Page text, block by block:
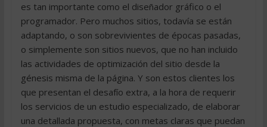
es tan importante como el diseñador gráfico o el
programador. Pero muchos sitios, todavía se están
adaptando, o son sobrevivientes de épocas pasadas,
o simplemente son sitios nuevos, que no han incluido
las actividades de optimización del sitio desde la
génesis misma de la página. Y son estos clientes los
que presentan el desafío extra, a la hora de requerir
los servicios de un estudio especializado, de elaborar
una detallada propuesta, con metas claras que puedan